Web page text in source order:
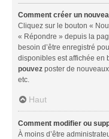
Comment créer un
Cliquez sur le bouton «
« Répondre » depuis la
besoin d’être enregistré
disponibles est affichée en
pouvez poster de
etc.
Haut
Comment modifier ou
À moins d’être